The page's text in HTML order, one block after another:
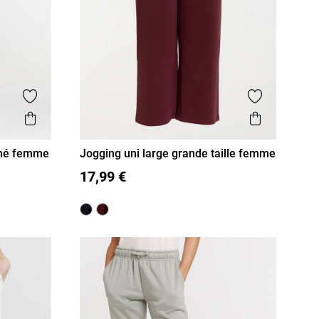
Ajouter aux favoris
Aperçu rapide
femme
Ajouter
Aperçu
XL XXL
Jogging uni large grande taille femme
17,99 €